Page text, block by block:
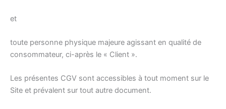
et
toute personne physique majeure agissant en qualité de
consommateur, ci-après le « Client ».
Les présentes CGV sont accessibles à tout moment sur le
Site et prévalent sur tout autre document.